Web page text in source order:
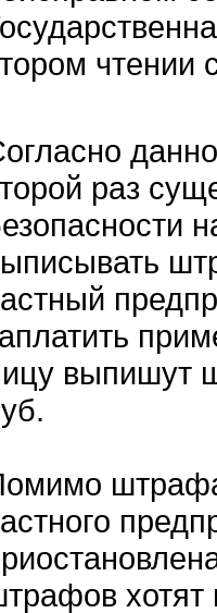
чтении
раз
выпишут
хотят